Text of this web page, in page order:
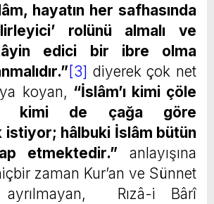
hayatın her safhasında
rolünü almalı ve
edici bir ibre olma
[3] diyerek çok net
koyan, “İslâm’ı kimi çöle
kimi de çağa göre
hâlbuki İslâm bütün
etmektedir.” anlayışına
zaman Kur’an ve Sünnet
ayrılmayan, Rızâ-i Bârî